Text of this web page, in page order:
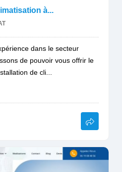
à...
dans le secteur
de pouvoir vous offrir le
de cli...